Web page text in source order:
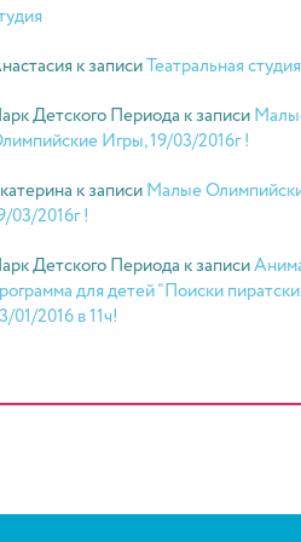
к записиТеатральная студия
Детского Периода к записи
Игры, 19/03/2016г !
к записиМалые
03/2016г !
Детского Периода к записи
для детей “Поиски
01/2016 в 11ч!